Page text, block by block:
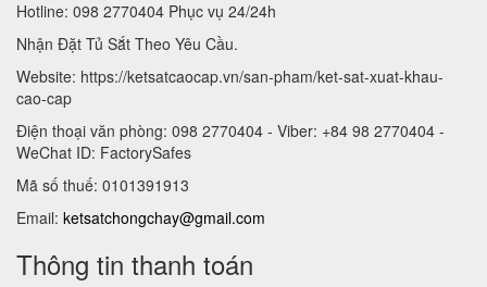
Hotline: 098 2770404 Phục vụ 24/24h
Nhận Đặt Tủ Sắt Theo Yêu Cầu.
Website: https://ketsatcaocap.vn/san-pham/ket-sat-xuat-khau-
cao-cap
Điện thoại văn phòng: 098 2770404 - Viber: +84 98 2770404 -
WeChat ID: FactorySafes
Mã số thuế: 0101391913
Email: ketsatchongchay@gmail.com
Thông tin thanh toán